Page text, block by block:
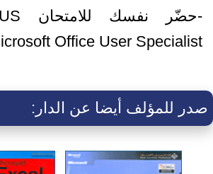
Office User Specialist).
صدر للمؤلف أيضا عن الدار: